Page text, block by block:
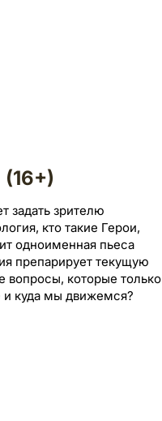
задать зрителю
кто такие Герои,
одноименная пьеса
препарирует текущую
вопросы, которые только
и куда мы движемся?